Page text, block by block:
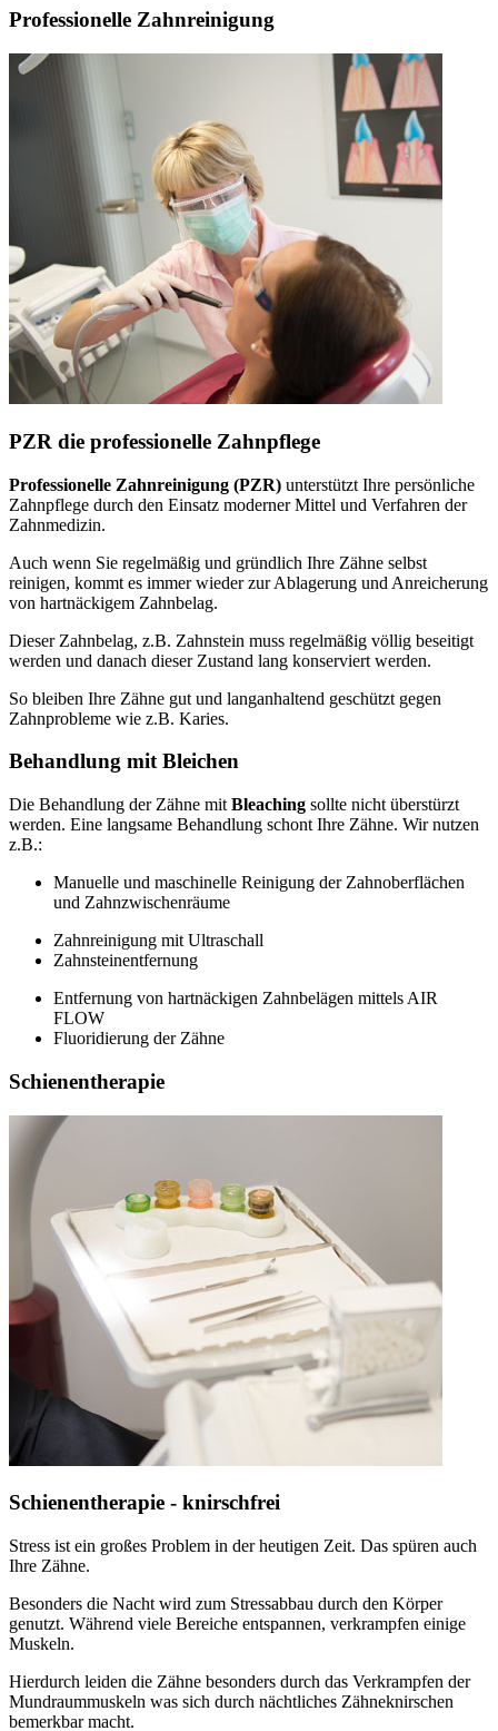
Professionelle Zahnreinigung
PZR die professionelle Zahnpflege
Professionelle Zahnreinigung (PZR) unterstützt Ihre persönliche
Zahnpflege durch den Einsatz moderner Mittel und Verfahren der
Zahnmedizin.
Auch wenn Sie regelmäßig und gründlich Ihre Zähne selbst
reinigen, kommt es immer wieder zur Ablagerung und Anreicherung
von hartnäckigem Zahnbelag.
Dieser Zahnbelag, z.B. Zahnstein muss regelmäßig völlig beseitigt
werden und danach dieser Zustand lang konserviert werden.
So bleiben Ihre Zähne gut und langanhaltend geschützt gegen
Zahnprobleme wie z.B. Karies.
Behandlung mit Bleichen
Die Behandlung der Zähne mit Bleaching sollte nicht überstürzt
werden. Eine langsame Behandlung schont Ihre Zähne. Wir nutzen
z.B.:
Manuelle und maschinelle Reinigung der Zahnoberflächen
und Zahnzwischenräume
Zahnreinigung mit Ultraschall
Zahnsteinentfernung
Entfernung von hartnäckigen Zahnbelägen mittels AIR
FLOW
Fluoridierung der Zähne
Schienentherapie
Schienentherapie - knirschfrei
Stress ist ein großes Problem in der heutigen Zeit. Das spüren auch
Ihre Zähne.
Besonders die Nacht wird zum Stressabbau durch den Körper
genutzt. Während viele Bereiche entspannen, verkrampfen einige
Muskeln.
Hierdurch leiden die Zähne besonders durch das Verkrampfen der
Mundraummuskeln was sich durch nächtliches Zähneknirschen
bemerkbar macht.